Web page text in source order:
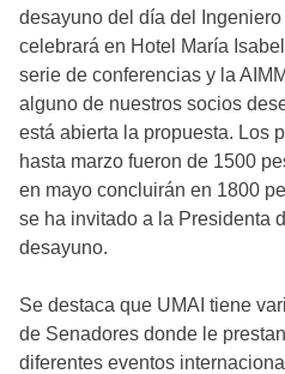
desayuno del día del
celebrará en Hotel María
serie de conferencias y la
alguno de nuestros socios
está abierta la propuesta. Los
hasta marzo fueron de 1500
en mayo concluirán en 1800
se ha invitado a la Presidenta
desayuno.
Se destaca que UMAI tiene
de Senadores donde le
diferentes eventos